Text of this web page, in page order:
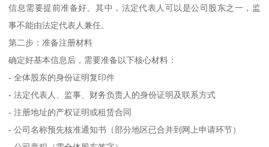
信息需要提前准备好。其中，法定代表人可以是公司股东之一，监
事不能由法定代表人兼任。
第二步：准备注册材料
确定好基本信息后，需要准备以下核心材料：
- 全体股东的身份证明复印件
- 法定代表人、监事、财务负责人的身份证明及联系方式
- 注册地址的产权证明或租赁合同
- 公司名称预先核准通知书（部分地区已合并到网上申请环节）